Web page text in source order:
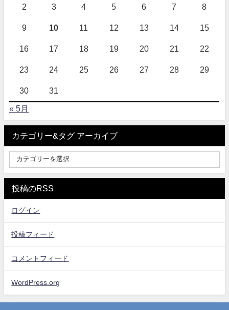
2 3 4 5 6 7 8
9 10 11 12 13 14 15
16 17 18 19 20 21 22
23 24 25 26 27 28 29
30 31
« 5月
カテゴリー&タグ アーカイブ
投稿のRSS
ログイン
投稿フィード
コメントフィード
WordPress.org